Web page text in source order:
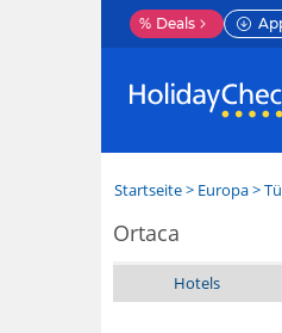
% Deals
Startseite> Europa>
Ortaca
Hotels